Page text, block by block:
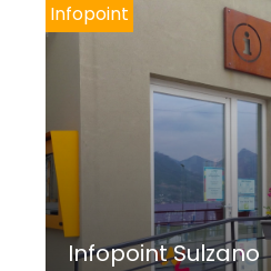
Infopoint
Infopoint Sulzano